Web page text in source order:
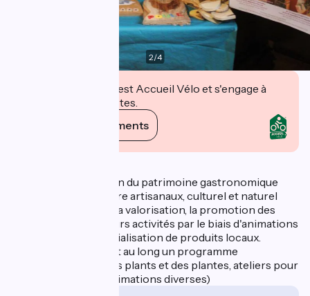
2/4
Cet établissement est Accueil Vélo et s'engage à
accueillir des cyclistes.
Voir ses engagements
Centre de valorisation du patrimoine gastronomique
local et des savoir-faire artisanaux, culturel et naturel
ayant pour objectifs la valorisation, la promotion des
producteurs et de leurs activités par le biais d'animations
ainsi que la commercialisation de produits locaux.
Nous proposons tout au long un programme
d'animations (fête des plants et des plantes, ateliers pour
enfants et adultes, animations diverses)